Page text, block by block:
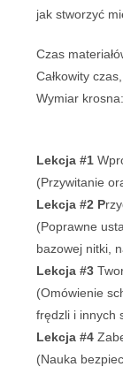
jak stworzyć
Czas
Całkowity
Wymiar
Lekcja #1
(Przywitanie
Lekcja #2 P
(Poprawne
bazowej nitki,
Lekcja #3
(Omówienie
frędzli i innych
Lekcja #4
(Nauka